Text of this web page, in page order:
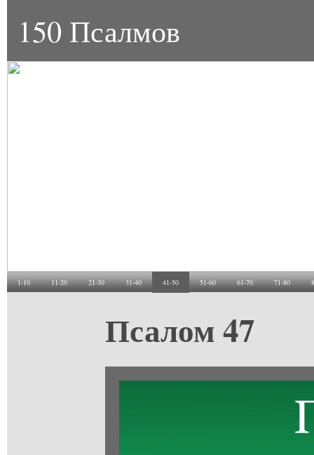
150 Псалмов
1-10 11-20 21-30 31-40 41-50 51-60 61-70 71-80
Псалом 47